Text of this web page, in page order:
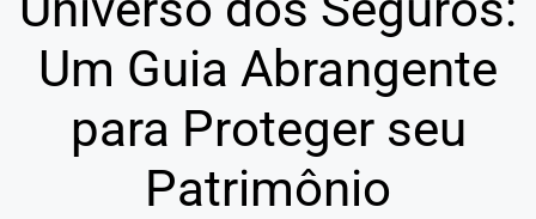
Um Guia Abrangente
para Proteger seu
Patrimônio